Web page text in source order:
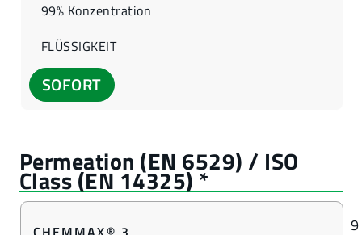
99% Konzentration
FLÜSSIGKEIT
SOFORT
9